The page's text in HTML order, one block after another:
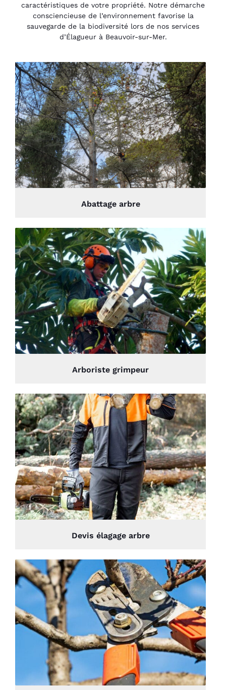
caractéristiques de votre propriété. Notre démarche
consciencieuse de l’environnement favorise la
sauvegarde de la biodiversité lors de nos services
d’Élagueur à Beauvoir-sur-Mer.
Abattage arbre
Arboriste grimpeur
Devis élagage arbre